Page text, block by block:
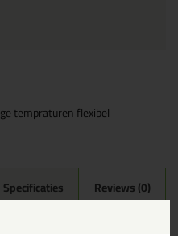
tempraturen flexibel
Specificaties Reviews (0)